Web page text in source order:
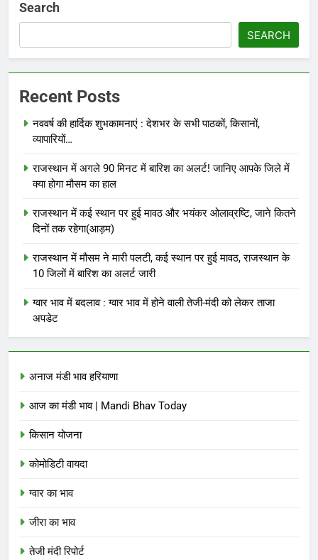
Search
SEARCH
Recent Posts
नववर्ष की हार्दिक शुभकामनाएं : देशभर के सभी पाठकों, किसानों,
व्यापारियों…
राजस्थान में अगले 90 मिनट में बारिश का अलर्ट! जानिए आपके जिले में
क्या होगा मौसम का हाल
राजस्थान में कई स्थान पर हुई मावठ और भयंकर ओलाव्रष्टि, जाने कितने
दिनों तक रहेगा(आड़म)
राजस्थान में मौसम ने मारी पलटी, कई स्थान पर हुई मावठ, राजस्थान के
10 जिलों में बारिश का अलर्ट जारी
ग्वार भाव में बदलाव : ग्वार भाव में होने वाली तेजी-मंदी को लेकर ताजा
अपडेट
अनाज मंडी भाव हरियाणा
आज का मंडी भाव | Mandi Bhav Today
किसान योजना
कोमोडिटी वायदा
ग्वार का भाव
जीरा का भाव
तेजी मंदी रिपोर्ट